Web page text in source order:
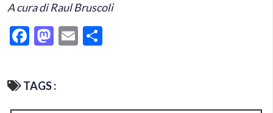
A cura di Raul Bruscoli
Facebook
Mastodon
Email
TAGS :